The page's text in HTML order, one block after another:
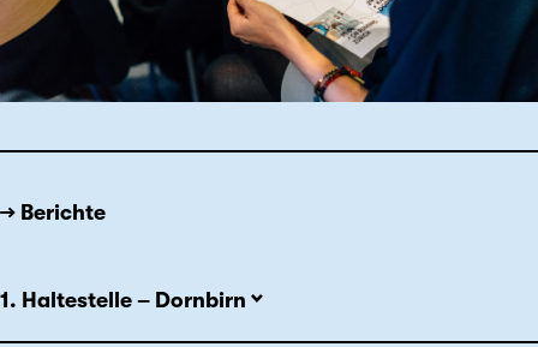
→ Berichte
1. Haltestelle – Dornbirn